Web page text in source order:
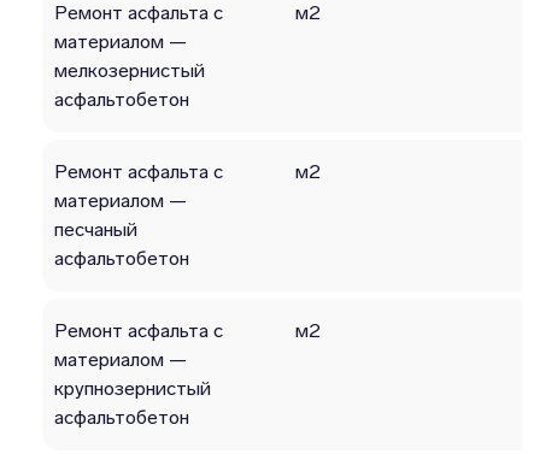
Ремонт асфальта с
материалом —
мелкозернистый
асфальтобетон
м2
Ремонт асфальта с
материалом —
песчаный
асфальтобетон
м2
Ремонт асфальта с
материалом —
крупнозернистый
асфальтобетон
м2